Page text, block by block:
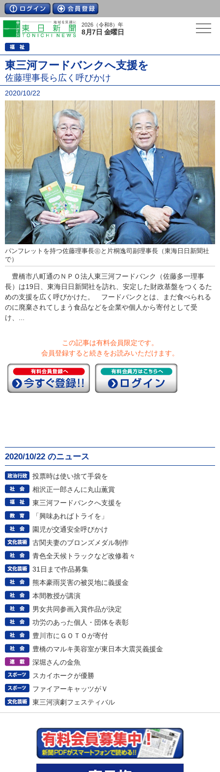
2026（令和8）年
8月7日 金曜日
東三河フードバンクへ支援を
佐藤理事長ら広く呼びかけ
2020/10/22
パンフレットを持つ佐藤理事長㊧と片桐逸司副理事長（東海日日新聞社
で）
豊橋市八町通のＮＰＯ法人東三河フードバンク（佐藤多一理事
長）は19日、東海日日新聞社を訪れ、安定した財政基盤をつくるた
めの支援を広く呼びかけた。 フードバンクとは、まだ食べられる
のに廃棄されてしまう食品などを企業や個人から寄付として受
け、...
この記事は有料会員限定です。
会員登録すると続きをお読みいただけます。
2020/10/22 のニュース
投票時は使い捨て手袋を
相沢正一郎さんに丸山薫賞
東三河フードバンクへ支援を
「興味あればトライを」
園児が交通安全呼びかけ
古関夫妻のブロンズメダル制作
青色全天候トラックなど改修着々
31日まで作品募集
熊本豪雨災害の被災地に義援金
本間教授が講演
男女共同参画入賞作品が決定
功労のあった個人・団体を表彰
豊川市にＧＯＴＯが寄付
豊橋のマルキ美容室が東日本大震災義援金
深堀さんの金魚
スカイホークが優勝
ファイアーキャッツがＶ
東三河演劇フェスティバル